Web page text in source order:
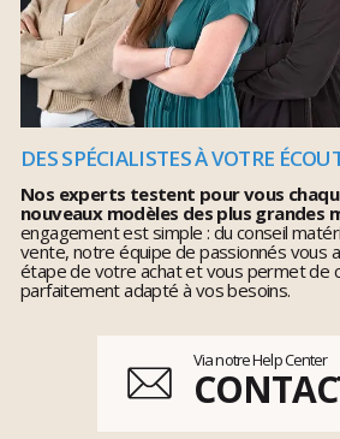
DES SPÉCIALISTES À VOTRE
Nos experts testent pour vous
nouveaux modèles des plus grandes
engagement est simple : du conseil
vente, notre équipe de passionnés vous
étape de votre achat et vous permet de
parfaitement adapté à vos besoins.
Via notre Help Center